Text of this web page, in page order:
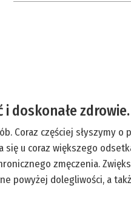
doskonałe zdrowie.
Coraz częściej słyszymy
się u coraz większego
zmęczenia.
powyżej dolegliwości, a